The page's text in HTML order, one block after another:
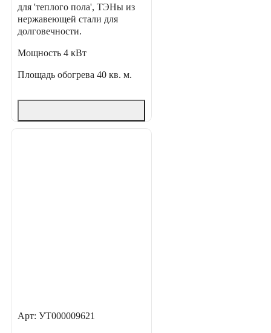
для 'теплого пола', ТЭНы из
нержавеющей стали для
долговечности.
Мощность 4 кВт
Площадь обогрева 40 кв. м.
Арт: УТ000009621